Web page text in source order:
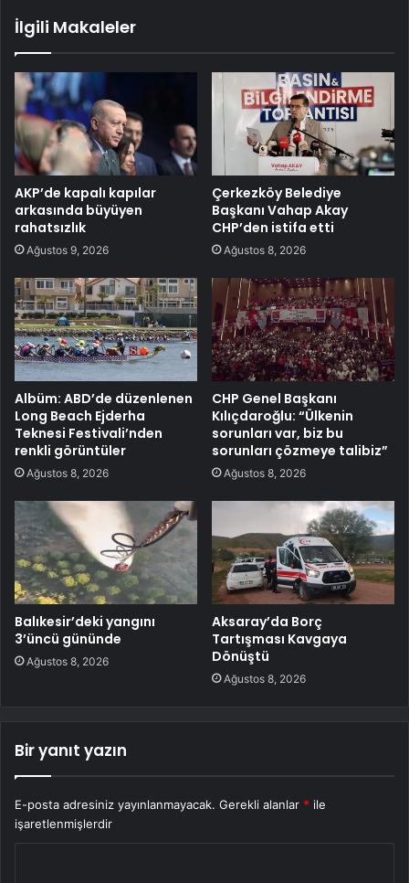
İlgili Makaleler
AKP’de kapalı kapılar
arkasında büyüyen
rahatsızlık
Ağustos 9, 2026
Çerkezköy Belediye
Başkanı Vahap Akay
CHP’den istifa etti
Ağustos 8, 2026
Albüm: ABD’de düzenlenen
Long Beach Ejderha
Teknesi Festivali’nden
renkli görüntüler
Ağustos 8, 2026
CHP Genel Başkanı
Kılıçdaroğlu: “Ülkenin
sorunları var, biz bu
sorunları çözmeye talibiz”
Ağustos 8, 2026
Balıkesir’deki yangını
3’üncü gününde
Ağustos 8, 2026
Aksaray’da Borç
Tartışması Kavgaya
Dönüştü
Ağustos 8, 2026
Bir yanıt yazın
E-posta adresiniz yayınlanmayacak. Gerekli alanlar * ile
işaretlenmişlerdir